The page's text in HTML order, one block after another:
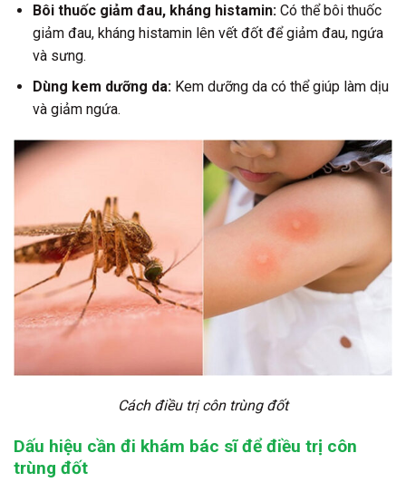
Bôi thuốc giảm đau, kháng histamin:Có thể bôi thuốc
giảm đau, kháng histamin lên vết đốt để giảm đau, ngứa
và sưng.
Dùng kem dưỡng da:Kem dưỡng da có thể giúp làm dịu
và giảm ngứa.
Cách điều trị côn trùng đốt
Dấu hiệu cần đi khám bác sĩ để điều trị côn
trùng đốt